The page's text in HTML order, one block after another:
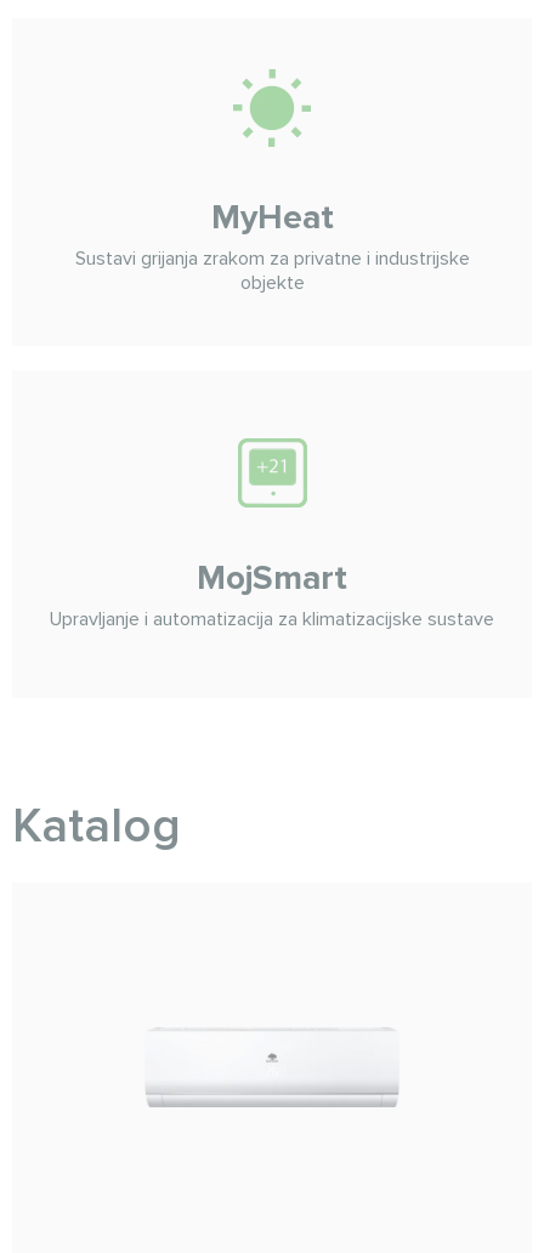
MyHeat
Sustavi grijanja zrakom za privatne i industrijske
objekte
MojSmart
Upravljanje i automatizacija za klimatizacijske sustave
Katalog